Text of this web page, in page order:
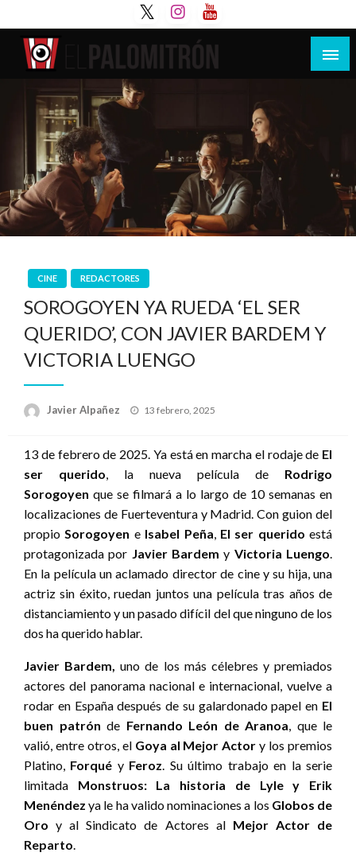
al
contenido
Tu espacio de la industria de cine española y
latinoamericana
CINE REDACTORES
SOROGOYEN YA RUEDA ‘EL SER
QUERIDO’, CON JAVIER BARDEM Y
VICTORIA LUENGO
Javier Alpañez
Publicado
13 febrero, 2025
13 de febrero de 2025. Ya está en marcha el rodaje de El
ser querido , la nueva película de Rodrigo
Sorogoyen que se filmará a lo largo de 10 semanas en
localizaciones de Fuerteventura y Madrid.Con guion del
propio Sorogoyen e Isabel Peña El ser querido está
protagonizada por Javier Bardem y Victoria Luengo
En la película un aclamado director de cine y su hija, una
actriz sin éxito, ruedan juntos una película tras años de
distanciamiento y un pasado difícil del que ninguno de los
dos ha querido hablar.
Javier Bardem ,uno de los más célebres y premiados
actores del panorama nacional e internacional, vuelve a
rodar en España después de su galardonado papel en El
buen patrón de Fernando León de Aranoa , que le
valió, entre otros, el Goya al Mejor Actor y los premios
Platino, Forqué y Feroz . Su último trabajo en la serie
limitada Monstruos: La historia de Lyle y Erik
Menéndez ya le ha valido nominaciones a los Globos de
Oro y al Sindicato de Actores al Mejor Actor de
Reparto